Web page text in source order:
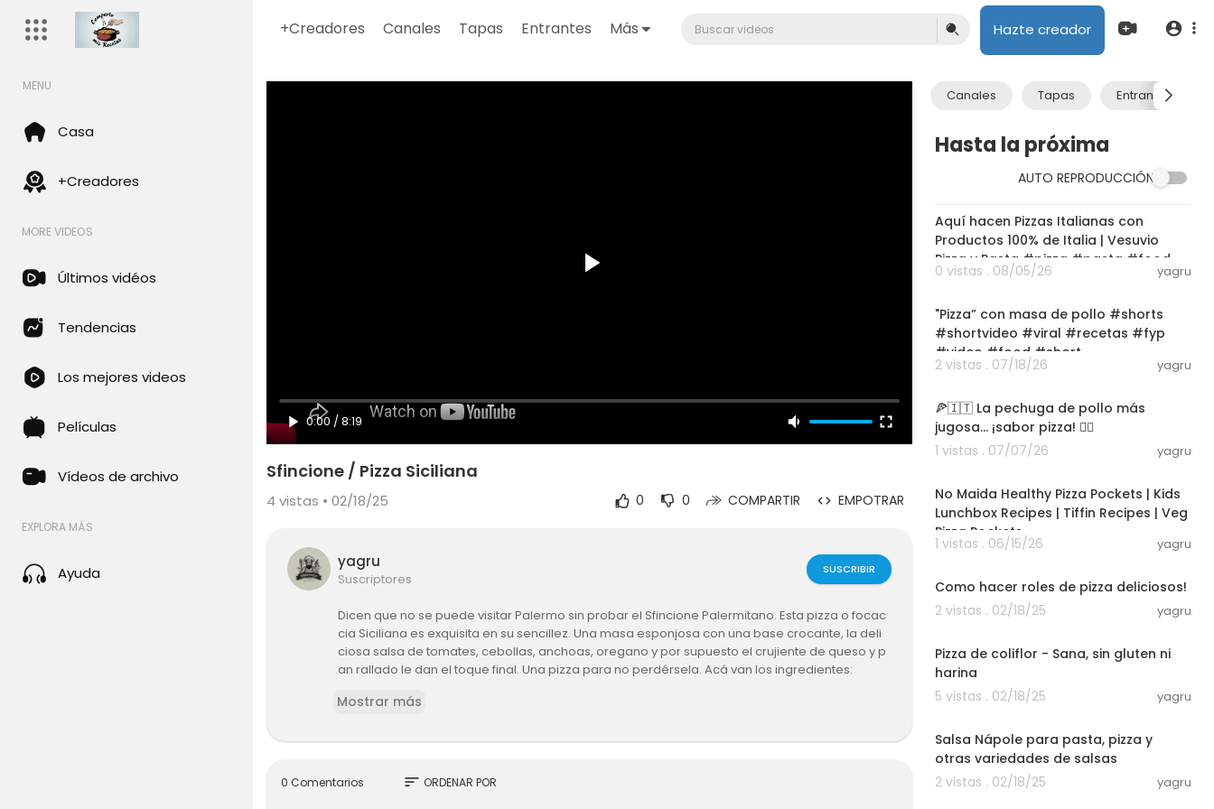
+Creadores Canales Tapas Entrantes Más Hazte creador
MENU
Casa
+Creadores
MORE VIDEOS
Últimos vidéos
Tendencias
Los mejores videos
Películas
Vídeos de archivo
EXPLORA MÁS
Ayuda
0:00 /8:19
Canales Tapas Entrantes
Hasta la próxima
AUTO REPRODUCCIÓN
03:00
Aquí hacen Pizzas Italianas con
Productos 100% de Italia | Vesuvio
Pizza y Pasta #pizza #pasta #food
0 vistas . 08/05/26 yagru
"Pizza” con masa de pollo #shorts
#shortvideo #viral #recetas #fyp
#video #food #short
2 vistas . 07/18/26 yagru
🍕🇮🇹 La pechuga de pollo más
jugosa... ¡sabor pizza! ❤️‍🔥
1 vistas . 07/07/26
yagru
No Maida Healthy Pizza Pockets | Kids
Lunchbox Recipes | Tiffin Recipes | Veg
Pizza Pockets
1 vistas . 06/15/26 yagru
Como hacer roles de pizza deliciosos!
2 vistas . 02/18/25
yagru
Pizza de coliflor - Sana, sin gluten ni
harina
5 vistas . 02/18/25
yagru
Salsa Nápole para pasta, pizza y
otras variedades de salsas
2 vistas . 02/18/25
yagru
Sfincione / Pizza Siciliana
4 vistas • 02/18/25 0 0 COMPARTIR EMPOTRAR
yagru
Suscriptores
SUSCRIBIR
Dicen que no se puede visitar Palermo sin probar el Sfincione Palermitano. Esta pizza o focac
cia Siciliana es exquisita en su sencillez. Una masa esponjosa con una base crocante, la deli
ciosa salsa de tomates, cebollas, anchoas, oregano y por supuesto el crujiente de queso y p
an rallado le dan el toque final. Una pizza para no perdérsela. Acá van los ingredientes:
Ingredientes Masa:
500 gr de Harina 0000
2 cdtas de Sal
Mostrar más
0 Comentarios sort ORDENAR POR